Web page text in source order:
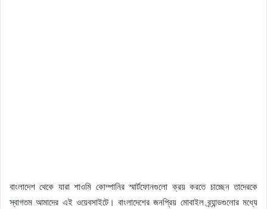
বাংলাদেশ থেকে যারা শাওমি কোম্পানির স্মার্টফোনগুলো ক্রয় করতে চাচ্ছেন তাদেরকে
স্বাগতম আমাদের এই ওয়েবসাইটে। বাংলাদেশের জনপ্রিয় মোবাইল ব্র্যান্ডগুলোর মধ্যে